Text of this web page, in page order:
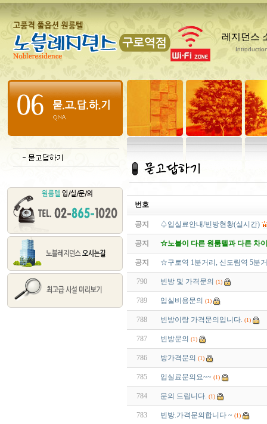
레지던스
번호
공지 ♤입실료안내/빈방현황(실시간)
공지 ☆노블이 다른 원룸텔과 다른 차
공지 ☆구로역 1분거리, 신도림역 5분
790 빈방 및 가격문의 (1)
789 입실비용문의 (1)
788 빈방이랑 가격문의입니다. (1)
787 빈방문의 (1)
786 방가격문의 (1)
785 입실료문의요~~ (1)
784 문의 드립니다. (1)
783 빈방.가격문의합니다 ~ (1)